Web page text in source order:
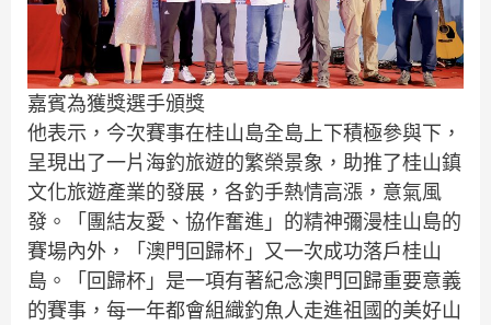
嘉賓為獲獎選手頒獎
他表示，今次賽事在桂山島全島上下積極參與下，
呈現出了一片海釣旅遊的繁榮景象，助推了桂山鎮
文化旅遊產業的發展，各釣手熱情高漲，意氣風
發。「團結友愛、協作奮進」的精神彌漫桂山島的
賽場內外，「澳門回歸杯」又一次成功落戶桂山
島。「回歸杯」是一項有著紀念澳門回歸重要意義
的賽事，每一年都會組織釣魚人走進祖國的美好山